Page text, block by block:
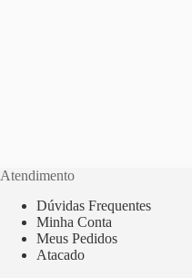
Atendimento
Dúvidas Frequentes
Minha Conta
Meus Pedidos
Atacado